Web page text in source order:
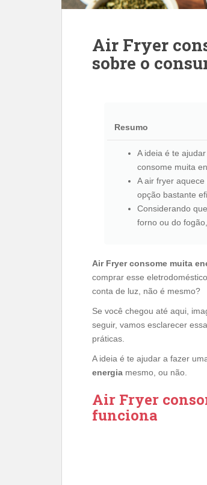
Air Fryer
sobre o
Resumo
A ideia é te
consome muita
A air fryer
opção bastante
Considerando
forno ou do
Air Fryer consome muita
comprar esse
conta de luz, não é mesmo?
Se você chegou até aqui,
seguir, vamos esclarecer
práticas.
A ideia é te ajudar a fazer
energia mesmo, ou não.
Air Fryer
funciona